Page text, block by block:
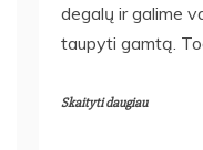
degalų ir galime
taupyti gamtą.
Skaityti daugiau